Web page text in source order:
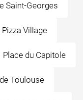
Saint-Georges
Village
Place du Capitole
Toulouse